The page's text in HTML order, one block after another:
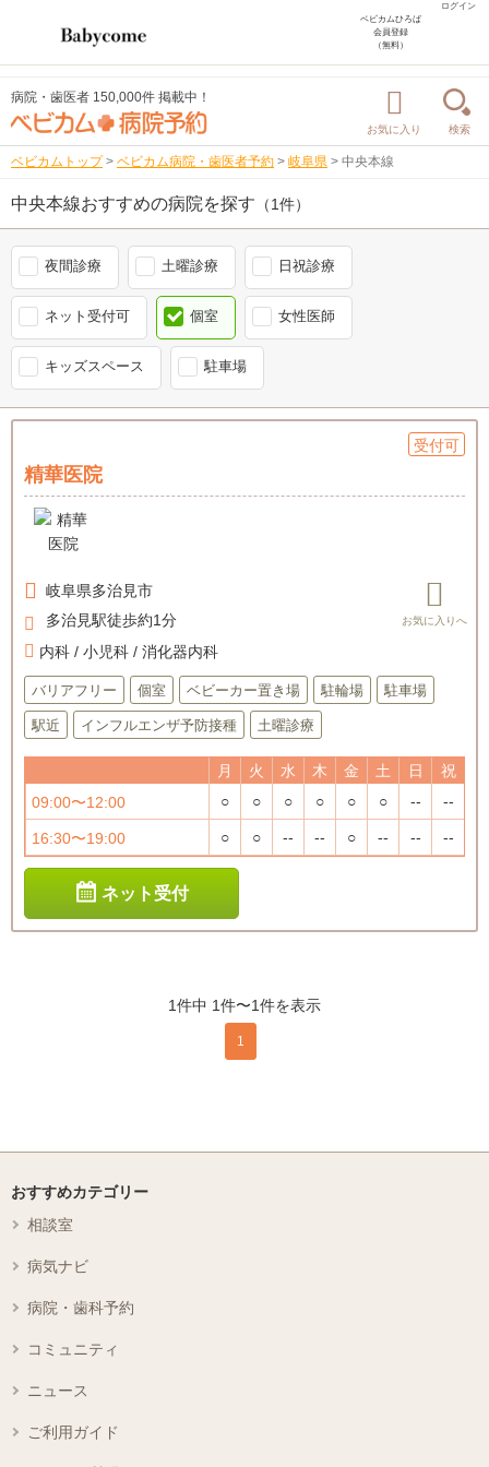
ログイン
ベビカムひろば
会員登録
（無料）
病院・歯医者 150,000件 掲載中！
お気に入り 検索
ベビカムトップ > ベビカム病院・歯医者予約 > 岐阜県 > 中央本線
中央本線おすすめの病院を探す （1件）
夜間診療 土曜診療 日祝診療
ネット受付可 個室 女性医師
キッズスペース 駐車場
受付可
精華医院
岐阜県多治見市
多治見駅徒歩約1分
内科 / 小児科 / 消化器内科
バリアフリー 個室 ベビーカー置き場 駐輪場 駐車場
駅近 インフルエンザ予防接種 土曜診療
月 火 水 木 金 土 日
祝
09:00〜12:00
○ ○ ○ ○ ○ ○ -- --
16:30〜19:00 ○ ○ -- -- ○ -- -- --
ネット受付
1件中 1件〜1件を表示
1
おすすめカテゴリー
相談室
病気ナビ
病院・歯科予約
コミュニティ
ニュース
ご利用ガイド